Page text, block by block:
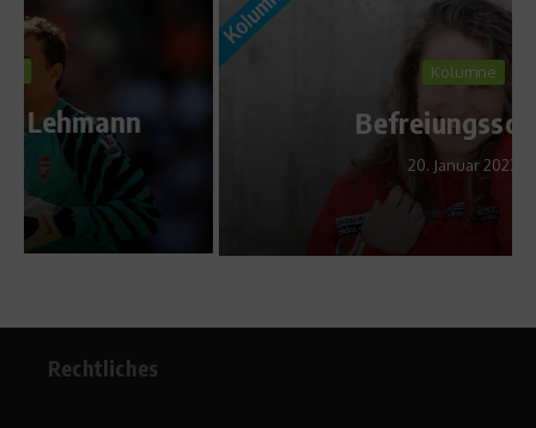
Befreiungsschlag
Rechtliches